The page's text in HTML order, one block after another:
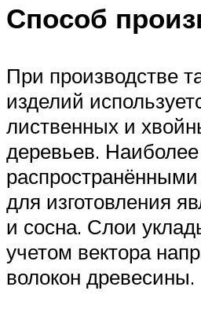
Способ
При производстве
изделий
лиственных и
деревьев. Наиболее
для изготовления
и сосна. Слои
учетом вектора
волокон древесины.